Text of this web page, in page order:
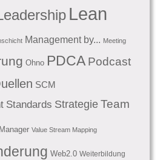
Lean
Management by... Meeting
Ohno PDCA Podcast
SCM
Standards Strategie Team
Value Stream Mapping
Web2.0 Weiterbildung